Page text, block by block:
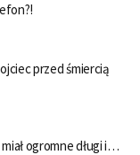
przed śmiercią
ogromne długi i…